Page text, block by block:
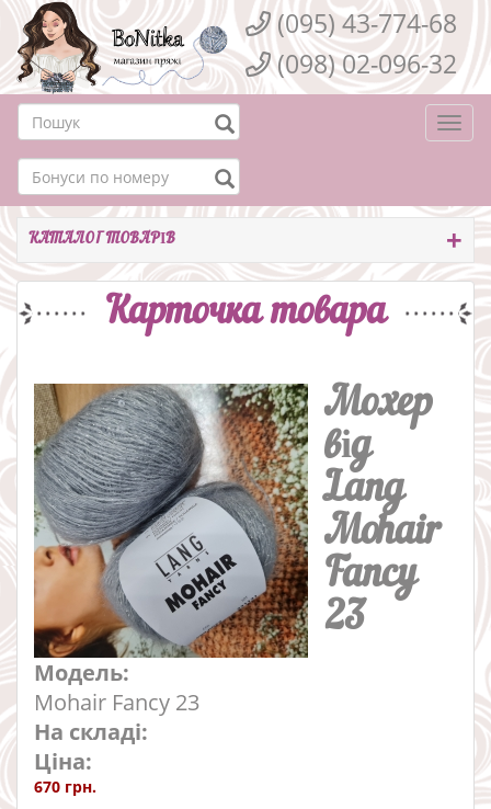
(095) 43-774-68
(098) 02-096-32
КАТАЛОГ ТОВАРІВ
Карточка товара
Мохер
від
Lang
Mohair
Fancy
23
Модель:
Mohair Fancy 23
На складі:
Ціна:
670 грн.